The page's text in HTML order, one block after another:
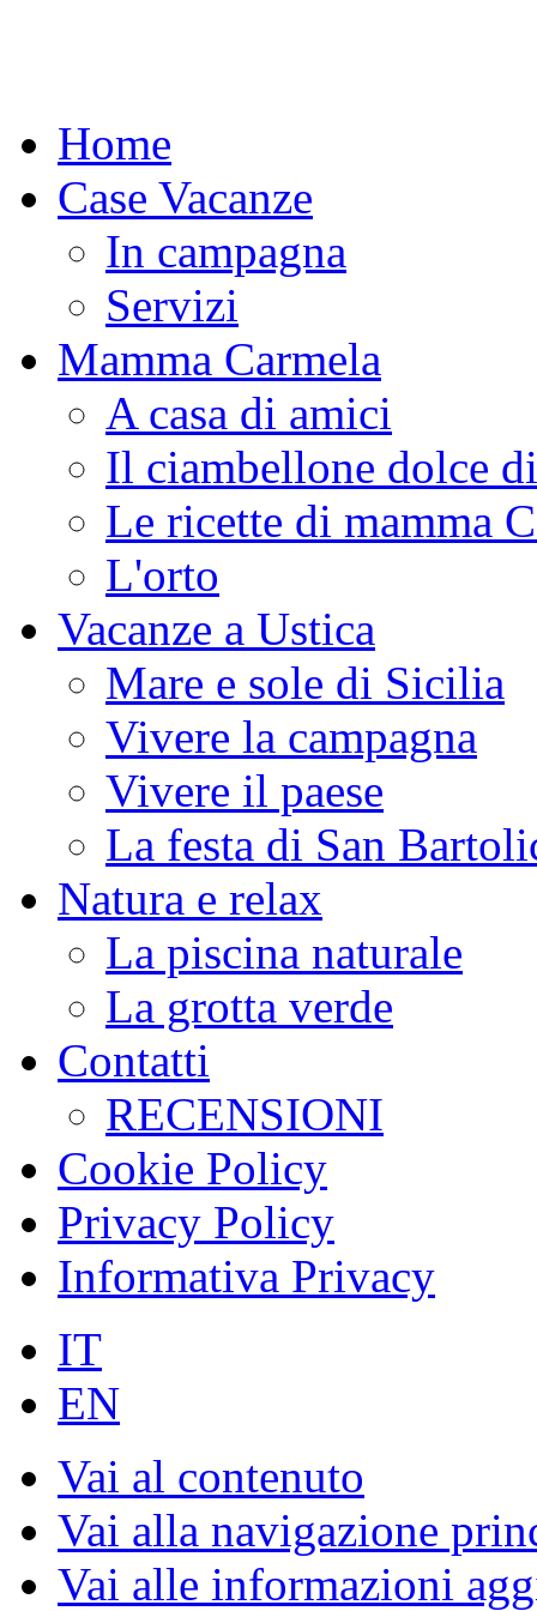
Home
Case Vacanze
In campagna
Servizi
Mamma Carmela
A casa di amici
Il ciambellone dolce
Le ricette di mamma
L'orto
Vacanze a Ustica
Mare e sole di Sicilia
Vivere la campagna
Vivere il paese
La festa di San
Natura e relax
La piscina naturale
La grotta verde
Contatti
RECENSIONI
Cookie Policy
Privacy Policy
Informativa Privacy
IT
EN
Vai al contenuto
Vai alla navigazione
Vai alle informazioni